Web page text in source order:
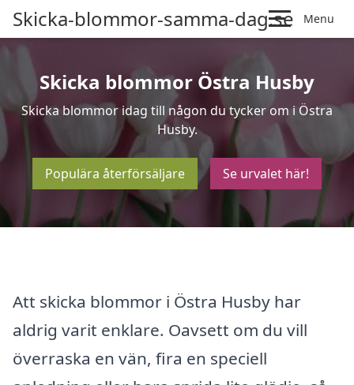
Skicka-blommor-samma-dag.se Menu
Skicka blommor Östra Husby
Skicka blommor idag till någon du tycker om i Östra
Husby.
Populära återförsäljare Se urvalet här!
Att skicka blommor i Östra Husby har
aldrig varit enklare. Oavsett om du vill
överraska en vän, fira en speciell